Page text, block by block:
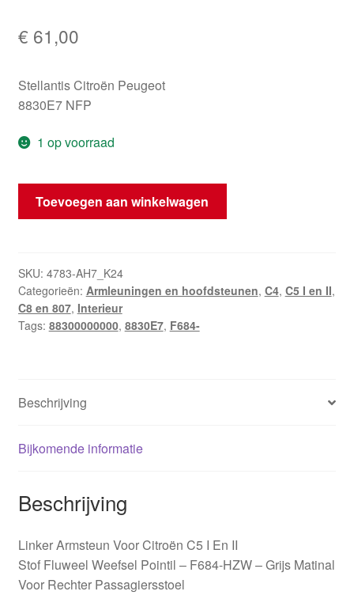
€ 61,00
Stellantis Citroën Peugeot
8830E7 NFP
1 op voorraad
Passagiersarmsteun
Citroën
aantal
Toevoegen aan winkelwagen
SKU: 4783-AH7_K24
Categorieën: Armleuningen en hoofdsteunen, C4, C5 I en II,
C8 en 807, Interieur
Tags: 88300000000, 8830E7, F684-
Beschrijving
Bijkomende informatie
Beschrijving
Linker Armsteun Voor Citroën C5 I En II
Stof Fluweel Weefsel Pointil – F684-HZW – Grijs Matinal
Voor Rechter Passagiersstoel